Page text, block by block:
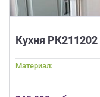
Кухня РК211202
Материал: